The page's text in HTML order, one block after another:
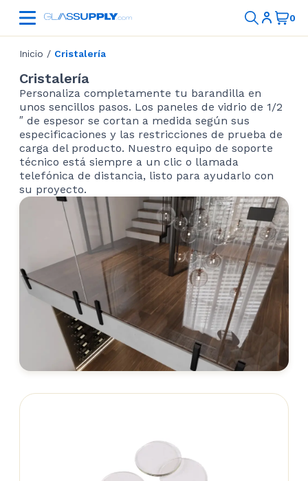
Inicio / Cristalería
Cristalería
Personaliza completamente tu barandilla en
unos sencillos pasos. Los paneles de vidrio de 1/2
″ de espesor se cortan a medida según sus
especificaciones y las restricciones de prueba de
carga del producto. Nuestro equipo de soporte
técnico está siempre a un clic o llamada
telefónica de distancia, listo para ayudarlo con
su proyecto.